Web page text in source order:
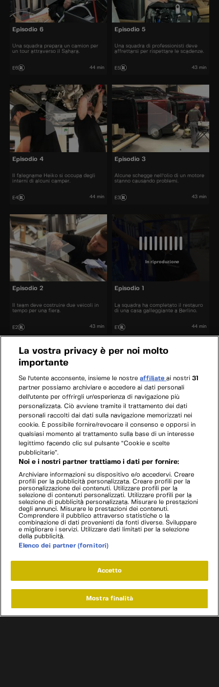
Episodio 6
Una squadra prepara un camion per
un tour attraverso il Sahara.
E6 44 min
Episodio 5
Una squadra di professionisti deve
affrettarsi per rispettare le scadenze.
E5 43 min
Episodio 4
Il falegname Heiko si occupa degli
interni di alcuni camper.
E4 44 min
Episodio 3
Alcune schegge nell'olio di un motore
stanno causando problemi.
E3 43 min
Episodio 2
Il team deve costruire due veicoli in
tempo per una fiera.
E2 43 min
In riproduzione
Episodio 1
La squadra ha completato il restauro
di una casa galleggiante a Berlino.
E1 44 min
La vostra privacy è per noi molto
importante
Se l'utente acconsente, insieme le nostreaffiliateai nostri31
partner possiamo archiviare e accedere ai dati personali
dell'utente per offrirgli un'esperienza di navigazione più
personalizzata. Ciò avviene tramite il trattamento dei dati
personali raccolti dai dati sulla navigazione memorizzati nei
cookie. È possibile fornire/revocare il consenso e opporsi in
qualsiasi momento al trattamento sulla base di un interesse
legittimo facendo clic sul pulsante “Cookie e scelte
pubblicitarie”.
Noi e i nostri partner trattiamo i dati per fornire:
Archiviare informazioni su dispositivo e/o accedervi. Creare
profili per la pubblicità personalizzata. Creare profili per la
personalizzazione dei contenuti. Utilizzare profili per la
selezione di contenuti personalizzati. Utilizzare profili per la
selezione di pubblicità personalizzata. Misurare le prestazioni
degli annunci. Misurare le prestazioni dei contenuti.
Comprendere il pubblico attraverso statistiche o la
combinazione di dati provenienti da fonti diverse. Sviluppare
e migliorare i servizi. Utilizzare dati limitati per la selezione
della pubblicità.
Elenco dei partner (fornitori)
Accetto
Mostra finalità